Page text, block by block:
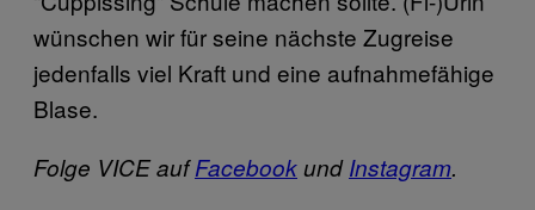
wünschen wir für seine nächste Zugreise
jedenfalls viel Kraft und eine aufnahmefähige
Blase.
Folge VICE aufFacebookundInstagram.